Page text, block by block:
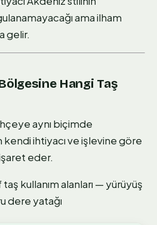
ama ilham
gelir.
Hangi Taş
aynı biçimde
ihtiyacı ve işlevine göre
eder.